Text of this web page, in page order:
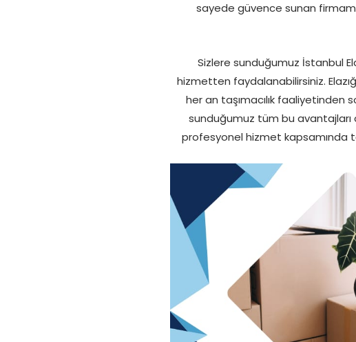
sayede güvence sunan
Sizlere sunduğumuz İstanbul
hizmetten faydalanabilirsiniz.
her an taşımacılık faaliyetinden
sunduğumuz tüm bu avantajları
profesyonel hizmet kapsamında